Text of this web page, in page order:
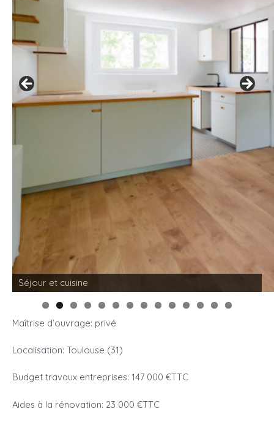
Séjour et cuisine
0 1 2 3
4
Maîtrise d’ouvrage: privé
Localisation: Toulouse (31)
Budget travaux entreprises: 147 000 €TTC
Aides à la rénovation: 23 000 €TTC